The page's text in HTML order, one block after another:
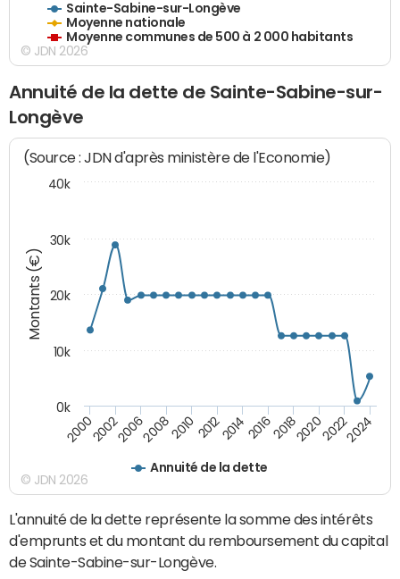
Sainte-Sabine-sur-Longève
Moyenne nationale
Moyenne communes de 500 à 2 000 habitants
© JDN 2026
Annuité de la dette de Sainte-Sabine-sur-
Longève
Montants (€)
(Source : JDN d'après ministère de l'Economie)
Annuité de la dette
20002002200620082010 2012201420162018202020222024
0k
10k
20k
30k
40k
© JDN 2026
L'annuité de la dette représente la somme des intérêts
d'emprunts et du montant du remboursement du capital
de Sainte-Sabine-sur-Longève.